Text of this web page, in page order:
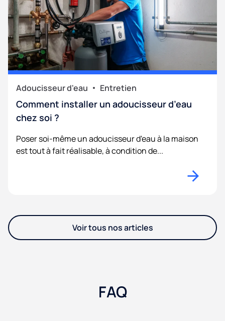
Adoucisseur d'eau Entretien
Comment installer un adoucisseur d’eau
chez soi ?
Poser soi-même un adoucisseur d'eau à la maison
est tout à fait réalisable, à condition de...
Voir tous nos articles
FAQ